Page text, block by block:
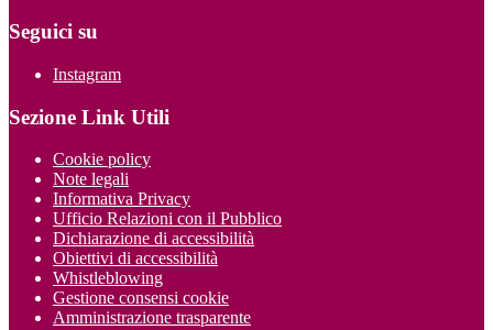
Seguici su
Instagram
Sezione Link Utili
Cookie policy
Note legali
Informativa Privacy
Ufficio Relazioni con il Pubblico
Dichiarazione di accessibilità
Obiettivi di accessibilità
Whistleblowing
Gestione consensi cookie
Amministrazione trasparente